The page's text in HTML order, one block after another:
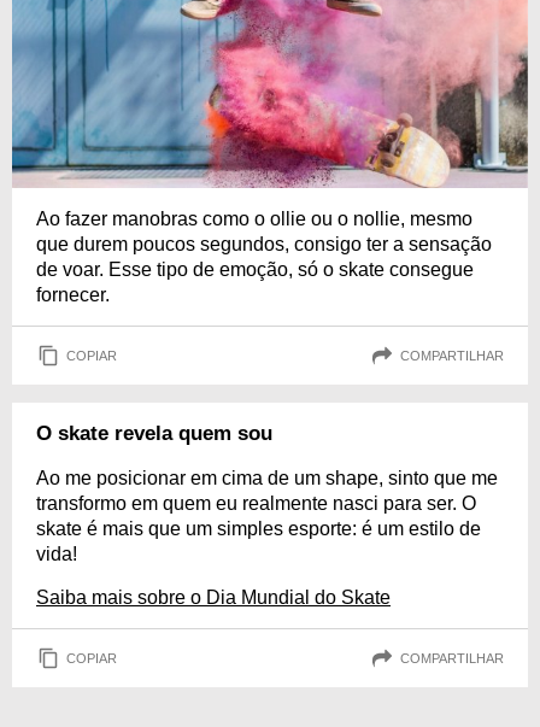
Ao fazer manobras como o ollie ou o nollie, mesmo
que durem poucos segundos, consigo ter a sensação
de voar. Esse tipo de emoção, só o skate consegue
fornecer.
COPIAR COMPARTILHAR
O skate revela quem sou
Ao me posicionar em cima de um shape, sinto que me
transformo em quem eu realmente nasci para ser. O
skate é mais que um simples esporte: é um estilo de
vida!
Saiba mais sobre o Dia Mundial do Skate
COPIAR COMPARTILHAR